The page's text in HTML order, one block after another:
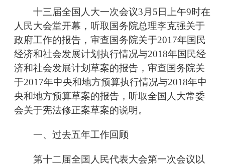
十三届全国人大一次会议3月5日上午9时在
人民大会堂开幕，听取国务院总理李克强关于
政府工作的报告，审查国务院关于2017年国民
经济和社会发展计划执行情况与2018年国民经
济和社会发展计划草案的报告，审查国务院关
于2017年中央和地方预算执行情况与2018年中
央和地方预算草案的报告，听取全国人大常委
会关于宪法修正案草案的说明。
一、过去五年工作回顾
第十二届全国人民代表大会第一次会议以